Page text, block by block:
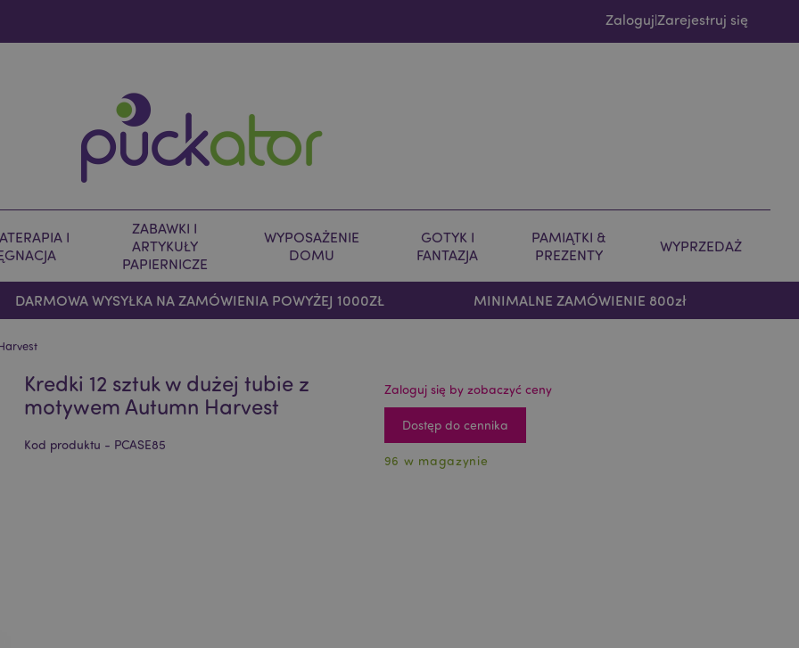
Zaloguj|Zarejestruj się
I
ZABAWKI I
ARTYKUŁY
PAPIERNICZE
WYPOSAŻENIE
DOMU
GOTYK I
FANTAZJA
PAMIĄTKI &
PREZENTY
WYPRZEDAŻ
DARMOWA WYSYŁKA NA ZAMÓWIENIA POWYŻEJ 1000ZŁ MINIMALNE ZAMÓWIENIE 800zł
Kredki 12 sztuk w dużej tubie z
motywem Autumn Harvest
Kod produktu - PCASE85
Zaloguj się by zobaczyć ceny
Dostęp do cennika
96 w magazynie